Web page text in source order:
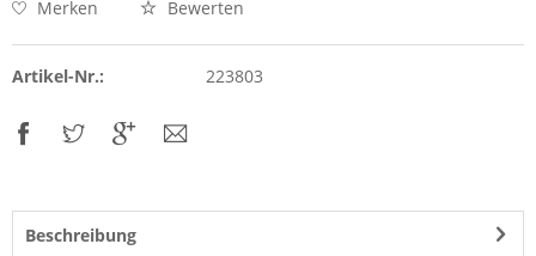
Merken Bewerten
Artikel-Nr.: 223803
Beschreibung